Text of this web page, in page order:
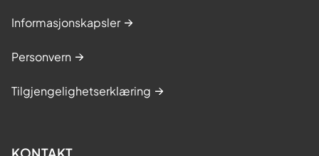
Informasjonskapsler
Personvern
Tilgjengelighetserklæring
KONTAKT